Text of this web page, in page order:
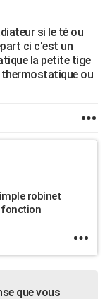
si le té ou
ci c'est un
la petite tige
thermostatique ou
robinet
fonction
que vous